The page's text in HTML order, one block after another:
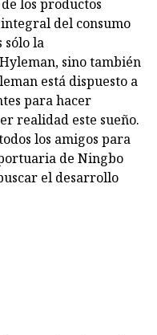
los productos
del consumo
sólo la
sino también
está dispuesto a
para hacer
realidad este sueño.
los amigos para
de Ningbo
el desarrollo